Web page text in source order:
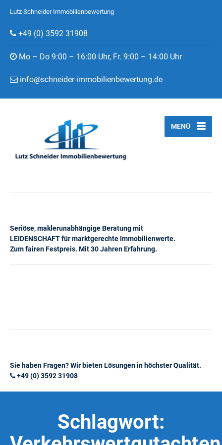
Lutz Schneider Immobilienbewertung
+49 (0) 3592 31908
Mo – Do 9:00 – 16:00 Uhr, Fr. 9:00 – 14:00 Uhr
info@schneider-immobilienbewertung.de
Seriöse, maklerunabhängige Beratung mit
LEIDENSCHAFT für marktgerechte Immobilienwerte.
Zum fairen Festpreis. Mit 30 Jahren Erfahrung.
MENÜ
Sie haben Fragen? Wir bieten Lösungen in höchster Qualität.
+49 (0) 3592 31908
Schlagwort: